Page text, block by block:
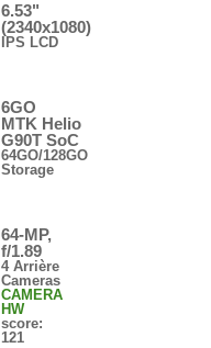
6.53"
(2340x1080)
IPS LCD
6GO
MTK Helio
G90T SoC
64GO/128GO
Storage
64-MP,
f/1.89
4 Arrière
Cameras
CAMERA
HW
score:
121